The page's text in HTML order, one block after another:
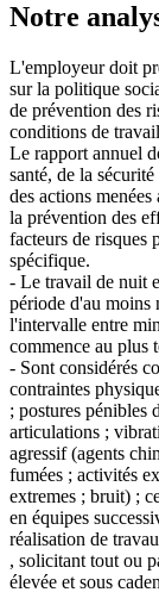
Notre
L'employeur doit
sur la politique
de prévention des
conditions de
Le rapport annuel
santé, de la
des actions
la prévention des
facteurs de risques
spécifique.
- Le travail de nuit
période d'au moins
l'intervalle entre
commence au plus
- Sont considérés
contraintes
; postures pénibles
articulations ;
agressif (agents
fumées ; activités
extremes ; bruit) ;
en équipes
réalisation de
, solicitant tout ou
élevée et sous